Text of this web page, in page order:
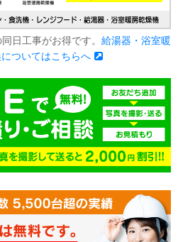
日工事がお得です。 給湯器・浴室暖
ついてはこちらへ